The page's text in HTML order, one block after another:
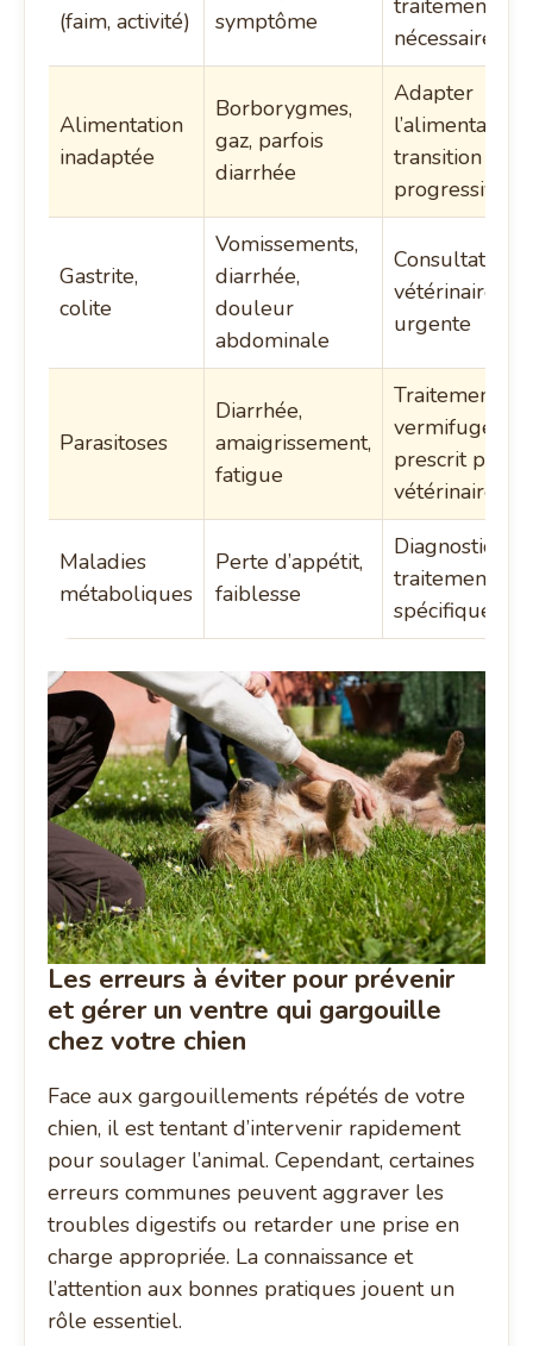
(faim, activité)
symptôme
traitement
nécessaire
Alimentation
inadaptée
Borborygmes,
gaz, parfois
diarrhée
Adapter
l’alimentation,
transition
progressive
Gastrite,
colite
Vomissements,
diarrhée,
douleur
abdominale
Consultation
vétérinaire
urgente
Parasitoses
Diarrhée,
amaigrissement,
fatigue
Traitement
vermifuge
prescrit par
vétérinaire
Maladies
métaboliques
Perte d’appétit,
faiblesse
Diagnostic et
traitement
spécifiques
Les erreurs à éviter pour prévenir
et gérer un ventre qui gargouille
chez votre chien
Face aux gargouillements répétés de votre
chien, il est tentant d’intervenir rapidement
pour soulager l’animal. Cependant, certaines
erreurs communes peuvent aggraver les
troubles digestifs ou retarder une prise en
charge appropriée. La connaissance et
l’attention aux bonnes pratiques jouent un
rôle essentiel.